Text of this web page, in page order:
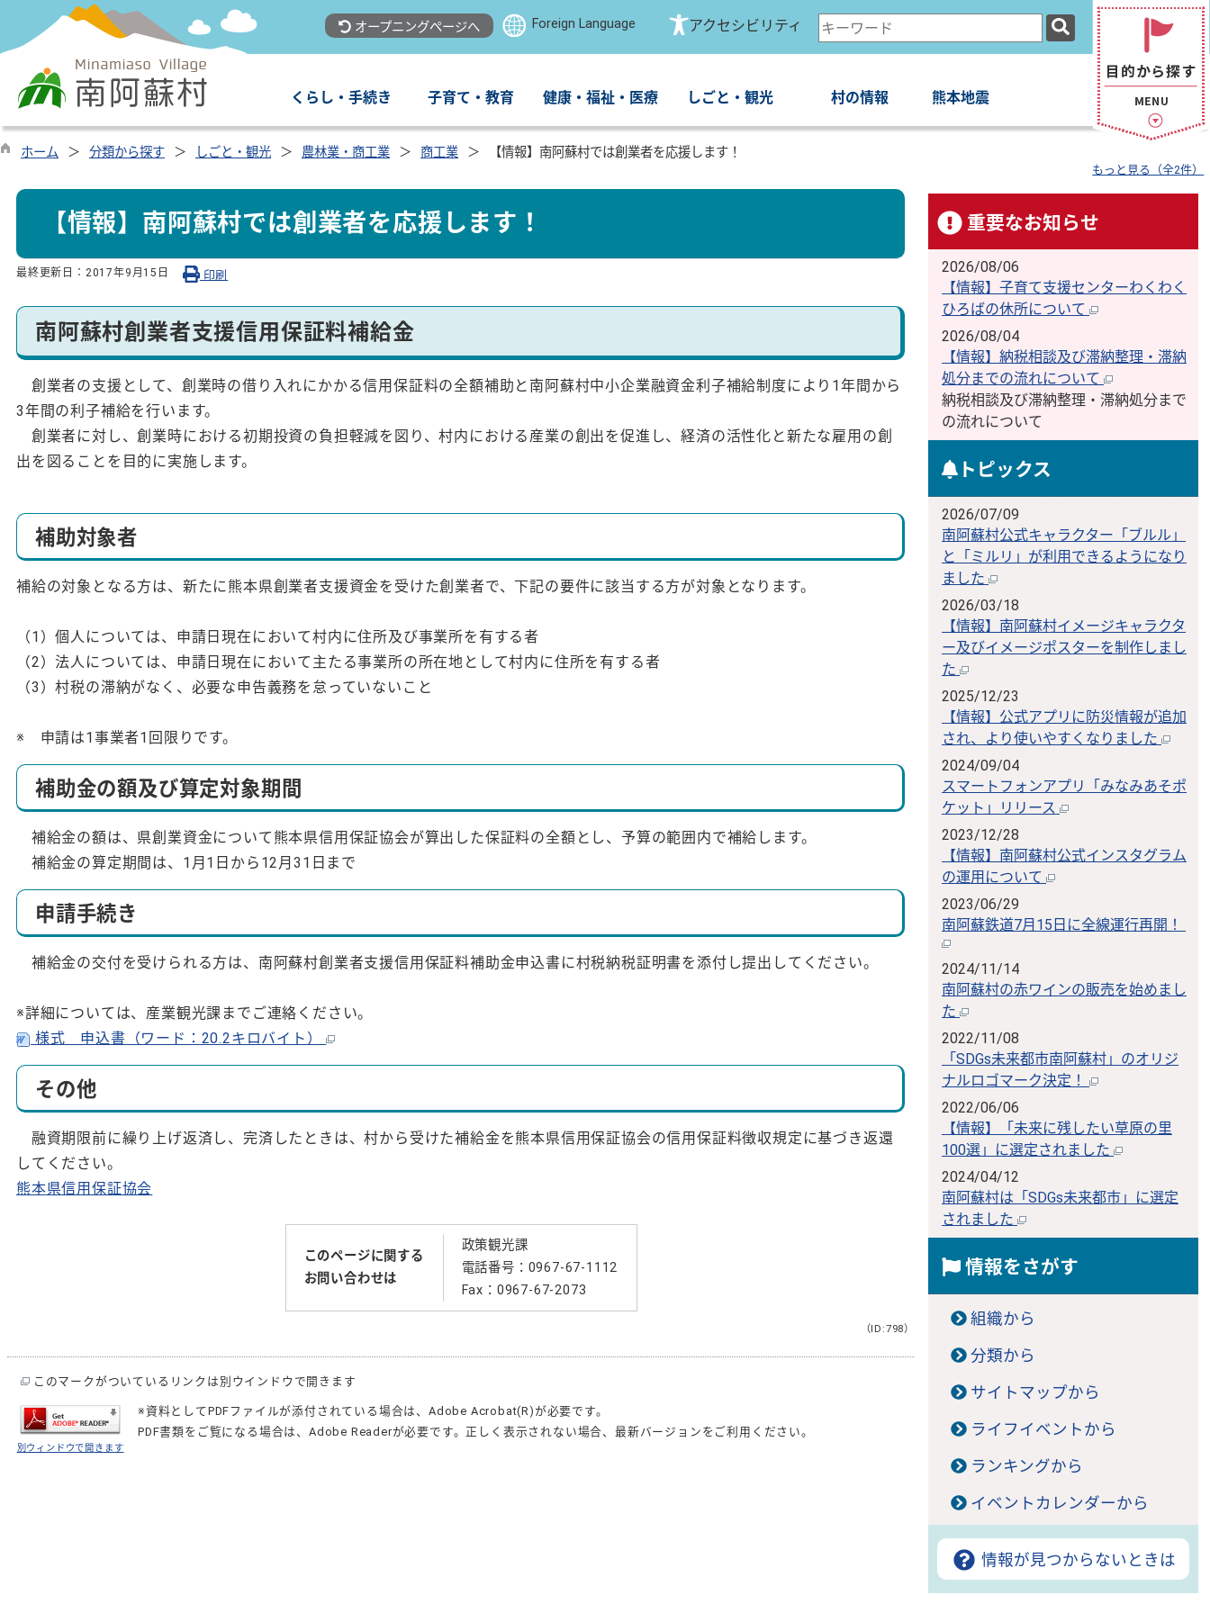
オープニングページへ Foreign Language アクセシビリティ
検
索
ー
ー
くらし・手続き 子育て・教育 健康・福祉・医療 しごと・観光 村の情報 熊本地震
ホーム 分類から探す しごと・観光 農林業・商工業 商工業 【情報】南阿蘇村では創業者を応援します！
もっと見る（全2件）
【情報】南阿蘇村では創業者を応援します！
最終更新日： 2017年9月15日 印刷
南阿蘇村創業者支援信用保証料補給金
創業者の支援として、創業時の借り入れにかかる信用保証料の全額補助と南阿蘇村中小企業融資金利子補給制度により1年間から
3年間の利子補給を行います。
創業者に対し、創業時における初期投資の負担軽減を図り、村内における産業の創出を促進し、経済の活性化と新たな雇用の創
出を図ることを目的に実施します。
補助対象者
補給の対象となる方は、新たに熊本県創業者支援資金を受けた創業者で、下記の要件に該当する方が対象となります。
（1）個人については、申請日現在において村内に住所及び事業所を有する者
（2）法人については、申請日現在において主たる事業所の所在地として村内に住所を有する者
（3）村税の滞納がなく、必要な申告義務を怠っていないこと
※ 申請は1事業者1回限りです。
補助金の額及び算定対象期間
補給金の額は、県創業資金について熊本県信用保証協会が算出した保証料の全額とし、予算の範囲内で補給します。
補給金の算定期間は、1月1日から12月31日まで
申請手続き
補給金の交付を受けられる方は、南阿蘇村創業者支援信用保証料補助金申込書に村税納税証明書を添付し提出してください。
※詳細については、産業観光課までご連絡ください。
様式 申込書（ワード：20.2キロバイト）
その他
融資期限前に繰り上げ返済し、完済したときは、村から受けた補給金を熊本県信用保証協会の信用保証料徴収規定に基づき返還
してください。
熊本県信用保証協会
このページに関する
お問い合わせは
政策観光課
電話番号：0967-67-1112
Fax：0967-67-2073
（ID:798）
このマークがついているリンクは別ウインドウで開きます
別ウィンドウで開きます
※資料としてPDFファイルが添付されている場合は、Adobe Acrobat(R)が必要です。
PDF書類をご覧になる場合は、Adobe Readerが必要です。正しく表示されない場合、最新バージョンをご利用ください。
重要なお知らせ
2026/08/06
【情報】子育て支援センターわくわく
ひろばの休所について
2026/08/04
【情報】納税相談及び滞納整理・滞納
処分までの流れについて
納税相談及び滞納整理・滞納処分まで
の流れについて
トピックス
2026/07/09
南阿蘇村公式キャラクター「ブルル」
と「ミルリ」が利用できるようになり
ました
2026/03/18
【情報】南阿蘇村イメージキャラクタ
ー及びイメージポスターを制作しまし
た
2025/12/23
【情報】公式アプリに防災情報が追加
され、より使いやすくなりました
2024/09/04
スマートフォンアプリ「みなみあそポ
ケット」リリース
2023/12/28
【情報】南阿蘇村公式インスタグラム
の運用について
2023/06/29
南阿蘇鉄道7月15日に全線運行再開！
2024/11/14
南阿蘇村の赤ワインの販売を始めまし
た
2022/11/08
「SDGs未来都市南阿蘇村」のオリジ
ナルロゴマーク決定！
2022/06/06
【情報】「未来に残したい草原の里
100選」に選定されました
2024/04/12
南阿蘇村は「SDGs未来都市」に選定
されました
情報をさがす
組織から
分類から
サイトマップから
ライフイベントから
ランキングから
イベントカレンダーから
情報が見つからないときは